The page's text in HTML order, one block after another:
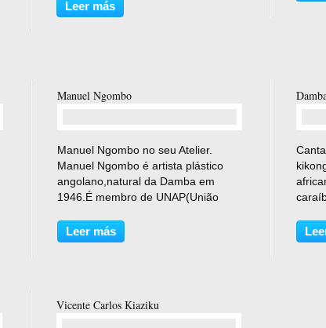
hospitalar,que prestou esta
informação,disse ainda que o
Leer más
Para
Manuel Ngombo
Manuel Ngombo no seu Atelier.
Manuel Ngombo é artista plástico
angolano,natural da Damba em
1946.É membro de UNAP(União
Angola).As suas obras cheia de
cores vivas e emoções são
Leer más
Vicente Carlos Kiaziku